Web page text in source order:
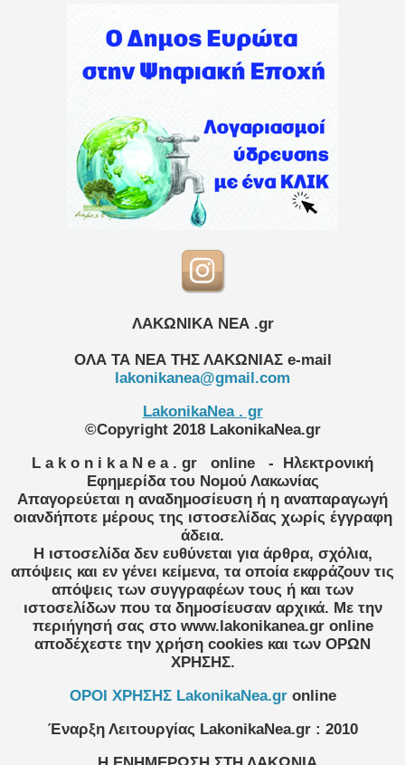
ΛΑΚΩΝΙΚΑ ΝΕΑ .gr
ΟΛΑ ΤΑ ΝΕΑ ΤΗΣ ΛΑΚΩΝΙΑΣ e-mail
lakonikanea@gmail.com
LakonikaNea . gr
©Copyright 2018 LakonikaNea.gr
L a k o n i k a N e a . gr
online
- Ηλεκτρονική
Εφημερίδα του Νομού Λακωνίας
Απαγορεύεται η αναδημοσίευση ή η αναπαραγωγή
οιανδήποτε μέρους της ιστοσελίδας χωρίς έγγραφη
άδεια.
Η ιστοσελίδα δεν ευθύνεται για άρθρα, σχόλια,
απόψεις και εν γένει κείμενα, τα οποία εκφράζουν τις
απόψεις των συγγραφέων τους ή και των
ιστοσελίδων που τα δημοσίευσαν αρχικά. Με την
περιήγησή σας στο www.lakonikanea.gr online
αποδέχεστε την χρήση cookies και των ΟΡΩΝ
ΧΡΗΣΗΣ.
OPOI XΡΗΣΗΣ LakonikaNea.gr online
Έναρξη Λειτουργίας LakonikaNea.gr : 2010